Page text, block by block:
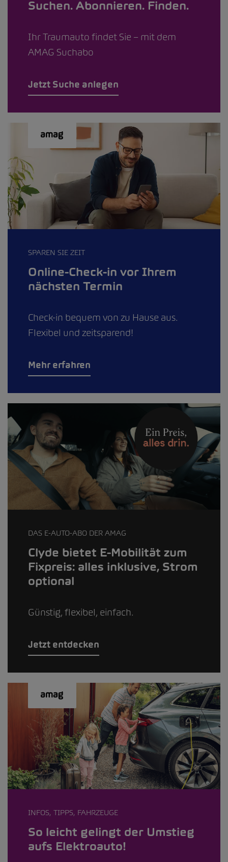
Suchen. Abonnieren. Finden.
Ihr Traumauto findet Sie – mit dem
AMAG Suchabo
Jetzt Suche anlegen
SPAREN SIE ZEIT
Online-Check-in vor Ihrem
nächsten Termin
Check-in bequem von zu Hause aus.
Flexibel und zeitsparend!
Mehr erfahren
DAS E-AUTO-ABO DER AMAG
Clyde bietet E-Mobilität zum
Fixpreis: alles inklusive, Strom
optional
Günstig, flexibel, einfach.
Jetzt entdecken
INFOS, TIPPS, FAHRZEUGE
So leicht gelingt der Umstieg
aufs Elektroauto!